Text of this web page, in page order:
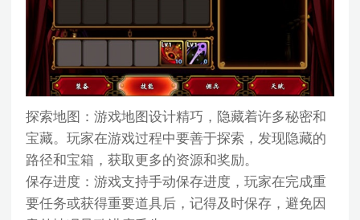
探索地图：游戏地图设计精巧，隐藏着许多秘密和
宝藏。玩家在游戏过程中要善于探索，发现隐藏的
路径和宝箱，获取更多的资源和奖励。
保存进度：游戏支持手动保存进度，玩家在完成重
要任务或获得重要道具后，记得及时保存，避免因